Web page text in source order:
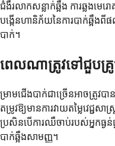
ជំងឺរលាកសន្លាក់ឆ្អឹង ការឆ្លងមេ
បង្កើនហានិភ័យនៃការបាក់ឆ្អឹង
បាក់។
ពេលណាត្រូវទៅជួបគ្រូ
ម្រាមជើងបាក់ជាច្រើនអាចត្រូវប
តម្រូវឱ្យមានការវាយតម្លៃវេជ្ជសា
ប្រសិនបើការឈឺចាប់របស់អ្នកធ្ងន់
បាក់ឆ្អឹងសាមញ្ញ។